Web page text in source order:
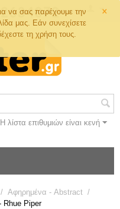
×
να σας παρέχουμε την
μας. Εάν συνεχίσετε
τη χρήση τους.
Η λίστα επιθυμιών είναι κενή
/ Αφηρημένα - Abstract /
Rhue Piper